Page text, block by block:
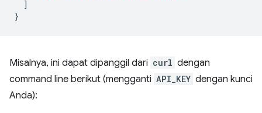
]
}
Misalnya, ini dapat dipanggil dari curl dengan
command line berikut (mengganti API_KEY dengan kunci
Anda):